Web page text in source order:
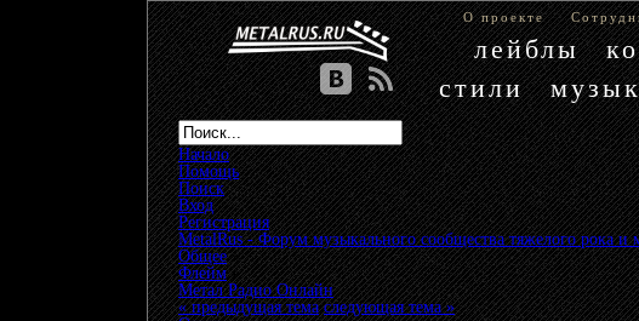
О проекте
лейблы
стили
Начало
Помощь
Поиск
Вход
Регистрация
MetalRus - Форум музыкального сообщества тяжелого рока и
Общее»
Флейм»
Метал Радио Онлайн
« предыдущая тема следующая тема »